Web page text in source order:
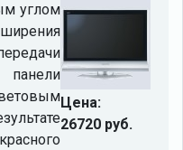
Цена:
26720 руб.
углом